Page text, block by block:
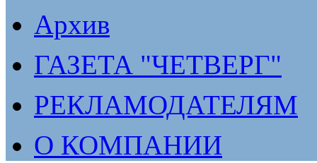
Архив
ГАЗЕТА "ЧЕТВЕРГ"
РЕКЛАМОДАТЕЛЯМ
О КОМПАНИИ